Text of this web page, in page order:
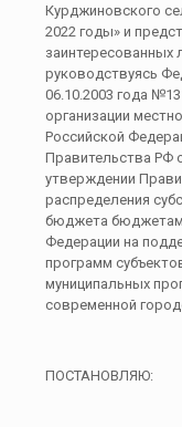
Курджиновского
2022 годы» и
заинтересованных
руководствуясь
06.10.2003 года
организации
Российской
Правительства РФ
утверждении
распределения
бюджета бюджетам
Федерации на
программ
муниципальных
современной
ПОСТАНОВЛЯЮ: